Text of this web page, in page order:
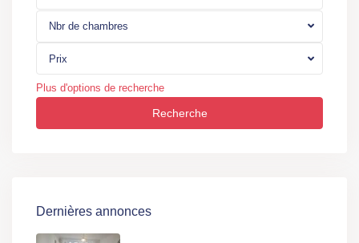
Nbr de chambres
Prix
Plus d'options de recherche
Recherche
Dernières annonces